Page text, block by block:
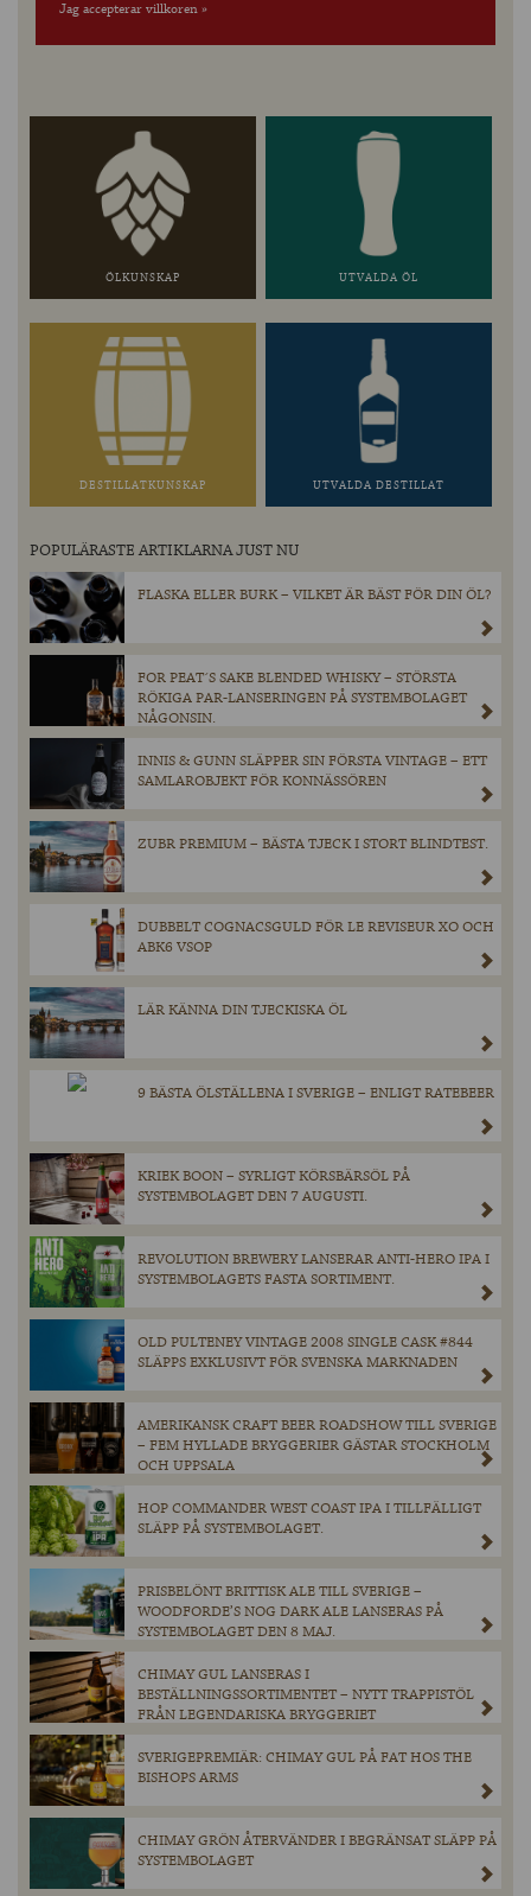
Jag accepterar villkoren »
ÖLKUNSKAP UTVALDA ÖL
DESTILLATKUNSKAP UTVALDA DESTILLAT
POPULÄRASTE ARTIKLARNA JUST NU
FLASKA ELLER BURK – VILKET ÄR BÄST FÖR DIN ÖL?
FOR PEAT´S SAKE BLENDED WHISKY – STÖRSTA
RÖKIGA PAR-LANSERINGEN PÅ SYSTEMBOLAGET
NÅGONSIN.
INNIS & GUNN SLÄPPER SIN FÖRSTA VINTAGE – ETT
SAMLAROBJEKT FÖR KONNÄSSÖREN
ZUBR PREMIUM – BÄSTA TJECK I STORT BLINDTEST.
DUBBELT COGNACSGULD FÖR LE REVISEUR XO OCH
ABK6 VSOP
LÄR KÄNNA DIN TJECKISKA ÖL
9 BÄSTA ÖLSTÄLLENA I SVERIGE – ENLIGT RATEBEER
KRIEK BOON – SYRLIGT KÖRSBÄRSÖL PÅ
SYSTEMBOLAGET DEN 7 AUGUSTI.
REVOLUTION BREWERY LANSERAR ANTI-HERO IPA I
SYSTEMBOLAGETS FASTA SORTIMENT.
OLD PULTENEY VINTAGE 2008 SINGLE CASK #844
SLÄPPS EXKLUSIVT FÖR SVENSKA MARKNADEN
AMERIKANSK CRAFT BEER ROADSHOW TILL SVERIGE
– FEM HYLLADE BRYGGERIER GÄSTAR STOCKHOLM
OCH UPPSALA
HOP COMMANDER WEST COAST IPA I TILLFÄLLIGT
SLÄPP PÅ SYSTEMBOLAGET.
PRISBELÖNT BRITTISK ALE TILL SVERIGE –
WOODFORDE’S NOG DARK ALE LANSERAS PÅ
SYSTEMBOLAGET DEN 8 MAJ.
CHIMAY GUL LANSERAS I
BESTÄLLNINGSSORTIMENTET – NYTT TRAPPISTÖL
FRÅN LEGENDARISKA BRYGGERIET
SVERIGEPREMIÄR: CHIMAY GUL PÅ FAT HOS THE
BISHOPS ARMS
CHIMAY GRÖN ÅTERVÄNDER I BEGRÄNSAT SLÄPP PÅ
SYSTEMBOLAGET